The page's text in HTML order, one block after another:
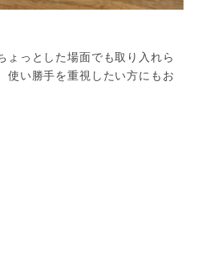
ょっとした場面でも取り入れら
使い勝手を重視したい方にもお